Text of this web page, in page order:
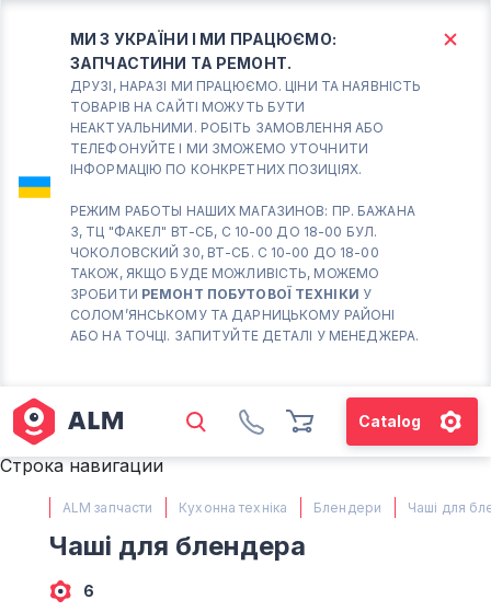
МИ З УКРАЇНИ І МИ ПРАЦЮЄМО:
ЗАПЧАСТИНИ ТА РЕМОНТ.
ДРУЗІ, НАРАЗІ МИ ПРАЦЮЄМО. ЦІНИ ТА НАЯВНІСТЬ
ТОВАРІВ НА САЙТІ МОЖУТЬ БУТИ
НЕАКТУАЛЬНИМИ. РОБІТЬ ЗАМОВЛЕННЯ АБО
ТЕЛЕФОНУЙТЕ І МИ ЗМОЖЕМО УТОЧНИТИ
ІНФОРМАЦІЮ ПО КОНКРЕТНИХ ПОЗИЦІЯХ.
РЕЖИМ РАБОТЫ НАШИХ МАГАЗИНОВ: ПР. БАЖАНА
3, ТЦ "ФАКЕЛ" ВТ-СБ, С 10-00 ДО 18-00 БУЛ.
ЧОКОЛОВСКИЙ 30, ВТ-СБ. С 10-00 ДО 18-00
ТАКОЖ, ЯКЩО БУДЕ МОЖЛИВІСТЬ, МОЖЕМО
ЗРОБИТИ РЕМОНТ ПОБУТОВОЇ ТЕХНІКИ У
СОЛОМ’ЯНСЬКОМУ ТА ДАРНИЦЬКОМУ РАЙОНІ
АБО НА ТОЧЦІ. ЗАПИТУЙТЕ ДЕТАЛІ У МЕНЕДЖЕРА.
Catalog
КИЇВ БОРИСПІЛЬ
Вт.- Сб.
10:00 - 18:00
Солом'янський район
працює ВТ-СБ с10-00 до
18-00
(098) 672 76 42
М. ХАРКІВСЬКА – ПРАЦЮЄ
ВТ-СБ С10-00 ДО 18-00
(067) 385 27 70
(063) 527 27 00
(044) 332 76 42
Строка навигации
ALM запчасти Кухонна техніка Блендери Чаші для
Чаші для блендера
6